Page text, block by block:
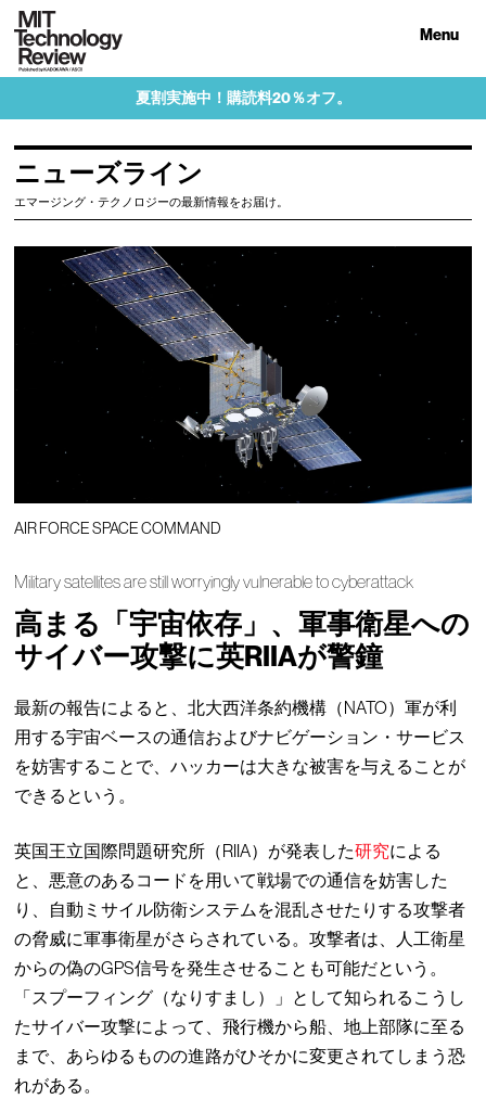
Menu
夏割実施中！購読料20％オフ。
ニューズライン
エマージング・テクノロジーの最新情報をお届け。
AIR FORCE SPACE COMMAND
Military satellites are still worryingly vulnerable to cyberattack
高まる「宇宙依存」、軍事衛星への
サイバー攻撃に英RIIAが警鐘
最新の報告によると、北大西洋条約機構（NATO）軍が利
用する宇宙ベースの通信およびナビゲーション・サービス
を妨害することで、ハッカーは大きな被害を与えることが
できるという。
英国王立国際問題研究所（RIIA）が発表した研究による
と、悪意のあるコードを用いて戦場での通信を妨害した
り、自動ミサイル防衛システムを混乱させたりする攻撃者
の脅威に軍事衛星がさらされている。攻撃者は、人工衛星
からの偽のGPS信号を発生させることも可能だという。
「スプーフィング（なりすまし）」として知られるこうし
たサイバー攻撃によって、飛行機から船、地上部隊に至る
まで、あらゆるものの進路がひそかに変更されてしまう恐
れがある。